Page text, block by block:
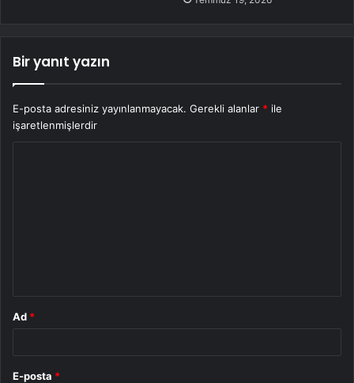
Bir yanıt yazın
E-posta adresiniz yayınlanmayacak. Gerekli alanlar * ile
işaretlenmişlerdir
Ad *
E-posta *